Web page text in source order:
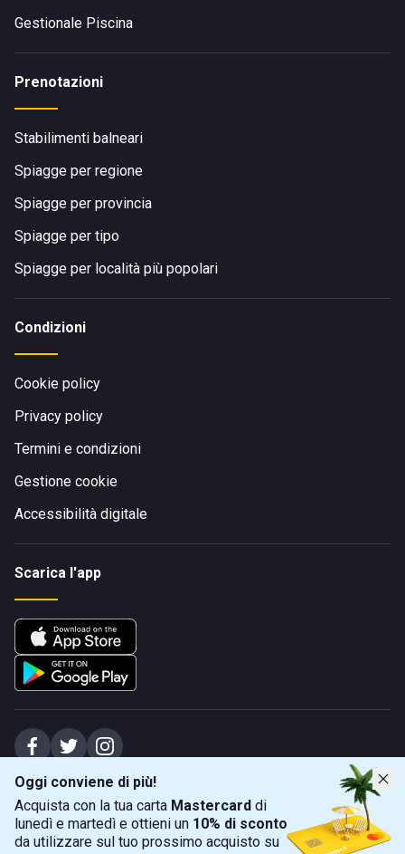
Oggi conviene di più!
Acquista con la tua carta Mastercard di
lunedì e martedì e ottieni un 10% di sconto
da utilizzare sul tuo prossimo acquisto su
Gestionale Piscina
Prenotazioni
Stabilimenti balneari
Spiagge per regione
Spiagge per provincia
Spiagge per tipo
Spiagge per località più popolari
Condizioni
Cookie policy
Privacy policy
Termini e condizioni
Gestione cookie
Accessibilità digitale
Scarica l'app
Spiagge Srl - Sede legale: Via Marecchiese 48, 47923 Rimini (RN), IT -
capitale sociale Euro 31245,57 - Iscritta al registro delle imprese di Rimini
Sede operativa: Via Flaminia 180, 47924 Rimini (RN), IT
+39 0541 772375
info@spiagge.it - p.i./c.f. 04536640404